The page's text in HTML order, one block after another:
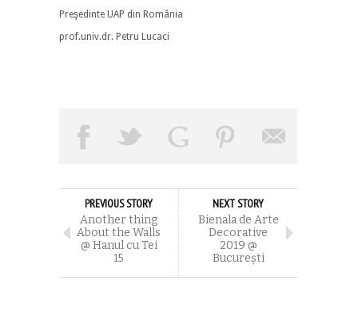
Preşedinte UAP din România
prof.univ.dr. Petru Lucaci
PREVIOUS STORY
Another thing
About the Walls
@ Hanul cu Tei
15
NEXT STORY
Bienala de Arte
Decorative
2019 @
București